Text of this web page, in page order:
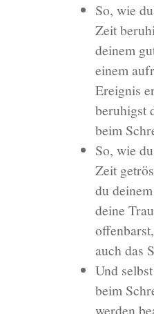
So, wie
Zeit
deinem
einem
Ereignis
beruhigst
beim
So, wie
Zeit
du
deine
auch das
Und
beim